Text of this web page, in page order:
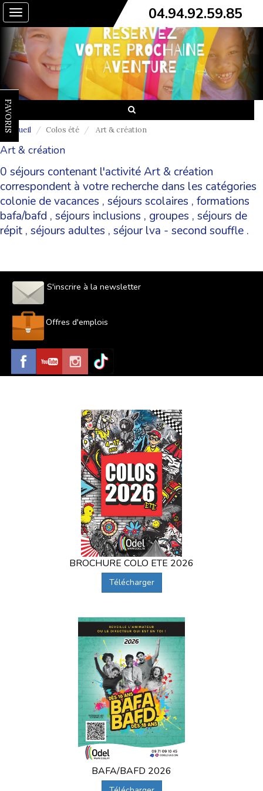
Toggle
navigation
04.94.92.59.85
FAVORIS
Accueil Colos été Art & création
Art & création
0 séjours contenant l'activité Art & création
correspondent à votre recherche dans les catégories
colonie de vacances , séjours scolaires , formations
bafa/bafd , séjours inclusions , groupes , séjours de
répit , séjours adultes , séjour lva - second souffle .
S'inscrire à la newsletter
Offres d'emplois
BROCHURE COLO ETE 2026
Télécharger
BAFA/BAFD 2026